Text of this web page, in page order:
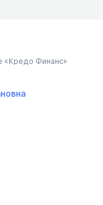
«Кредо Финанс»